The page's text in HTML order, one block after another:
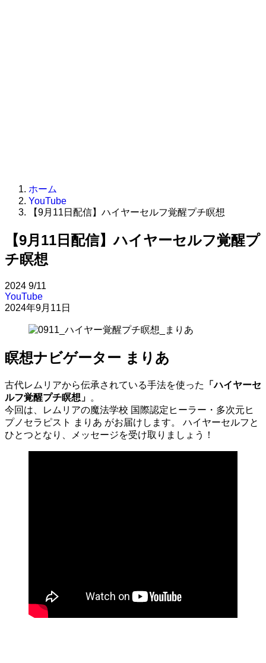
ホーム
YouTube
【9月11日配信】ハイヤーセルフ覚醒プチ瞑想
【9月11日配信】ハイヤーセルフ覚醒プ
チ瞑想
2024 9/11
YouTube
2024年9月11日
瞑想ナビゲーター まりあ
古代レムリアから伝承されている手法を使った 「ハイヤーセ
ルフ覚醒プチ瞑想 」 。
今回は、レムリアの魔法学校 国際認定ヒーラー・多次元ヒ
プノセラピスト まりあ がお届けします。 ハイヤーセルフと
ひとつとなり、メッセージを受け取りましょう！